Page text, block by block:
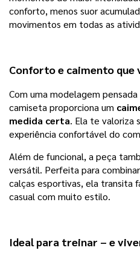
conforto, menos suor
movimentos em todas as
Conforto e caimento que
Com uma modelagem
camiseta proporciona um
medida certa. Ela te valoriza
experiência confortável do
Além de funcional, a peça
versátil. Perfeita para
calças esportivas, ela transita
casual com muito estilo.
Ideal para treinar – e